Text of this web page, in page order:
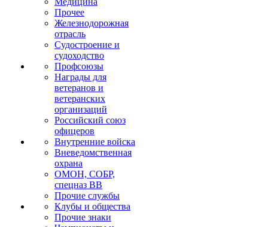
Прочее
Железнодорожная
отрасль
Судостроение и
судоходство
Профсоюзы
Награды для
ветеранов и
ветеранских
организаций
Российский союз
офицеров
Внутренние войска
Вневедомственная
охрана
ОМОН, СОБР,
спецназ ВВ
Прочие службы
Клубы и общества
Прочие знаки